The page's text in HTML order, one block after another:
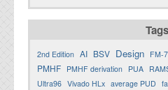
Tags
2nd Edition AI BSV Design FM-7
PMHF PMHF derivation PUA
Ultra96 Vivado HLx average PUD